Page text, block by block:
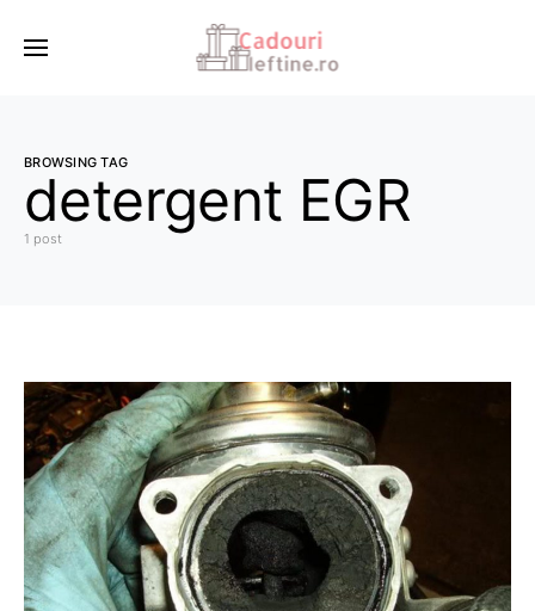
BROWSING TAG
detergent EGR
1 post